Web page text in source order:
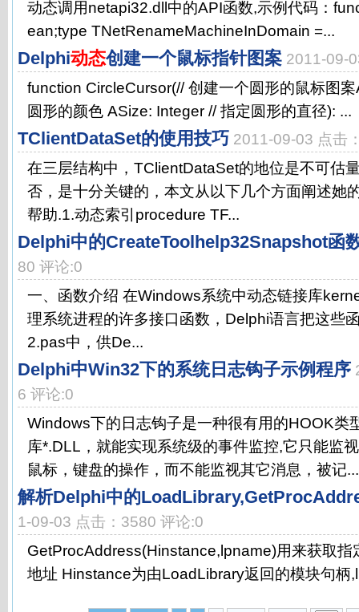
动态调用netapi32.dll中的API函数,示例代码：
ean;type TNetRenameMachineInDomain =...
Delphi动态创建一个鼠标指针图案 2011-09-
function CircleCursor(// 创建一个圆形的鼠标图
圆形的颜色 ASize: Integer // 指定圆形的直径): ...
TClientDataSet的使用技巧 2011-09-03 点击
在三层结构中，TClientDataSet的地位是不可估
否，是十分关键的，本文从以下几个方面阐述她
帮助.1.动态索引procedure TF...
Delphi中的CreateToolhelp32Snapshot函
80 评论:0
一、函数介绍 在Windows系统中动态链接库
理系统进程的许多接口函数，Delphi语言把这些
2.pas中，供De...
Delphi中Win32下的系统日志钩子示例程序
6 评论:0
Windows下的日志钩子是一种很有用的HOOK类
库*.DLL，就能实现系统级的事件监控,它只能监
鼠标，键盘的操作，而不能监视其它消息，被记...
解析Delphi中的
1-09-03 点击：3580 评论:0
GetProcAddress(Hinstance,lpname)用来获取指
地址 Hinstance为由LoadLibrary返回的模块句柄